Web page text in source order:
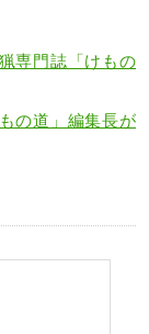
専門誌「けもの
の道」編集長が